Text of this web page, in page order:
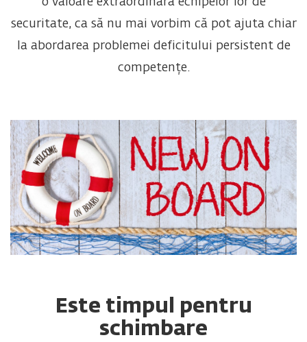
securitate, ca să nu mai vorbim că pot ajuta chiar
la abordarea problemei deficitului persistent de
competențe.
Este timpul pentru
schimbare